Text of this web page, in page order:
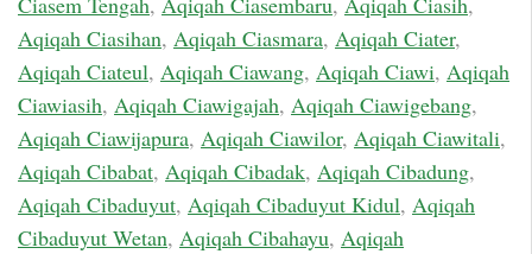
Aqiqah Ciasihan, Aqiqah Ciasmara, Aqiqah Ciater,
Aqiqah Ciateul, Aqiqah Ciawang, Aqiqah Ciawi, Aqiqah
Ciawiasih, Aqiqah Ciawigajah, Aqiqah Ciawigebang,
Aqiqah Ciawijapura, Aqiqah Ciawilor, Aqiqah Ciawitali,
Aqiqah Cibabat, Aqiqah Cibadak, Aqiqah Cibadung,
Aqiqah Cibaduyut, Aqiqah Cibaduyut Kidul, Aqiqah
Cibaduyut Wetan, Aqiqah Cibahayu, Aqiqah